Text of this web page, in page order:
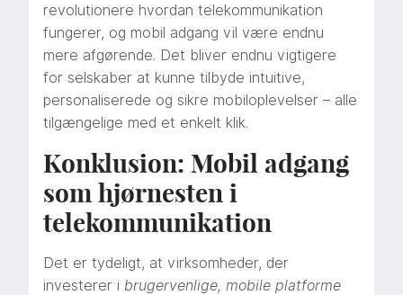
revolutionere hvordan telekommunikation
fungerer, og mobil adgang vil være endnu
mere afgørende. Det bliver endnu vigtigere
for selskaber at kunne tilbyde intuitive,
personaliserede og sikre mobiloplevelser – alle
tilgængelige med et enkelt klik.
Konklusion: Mobil adgang
som hjørnesten i
telekommunikation
Det er tydeligt, at virksomheder, der
investerer i brugervenlige, mobile platforme